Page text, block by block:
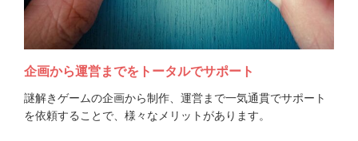
企画から運営までをトータルでサポート
謎解きゲームの企画から制作、運営まで一気通貫でサポート
を依頼することで、様々なメリットがあります。